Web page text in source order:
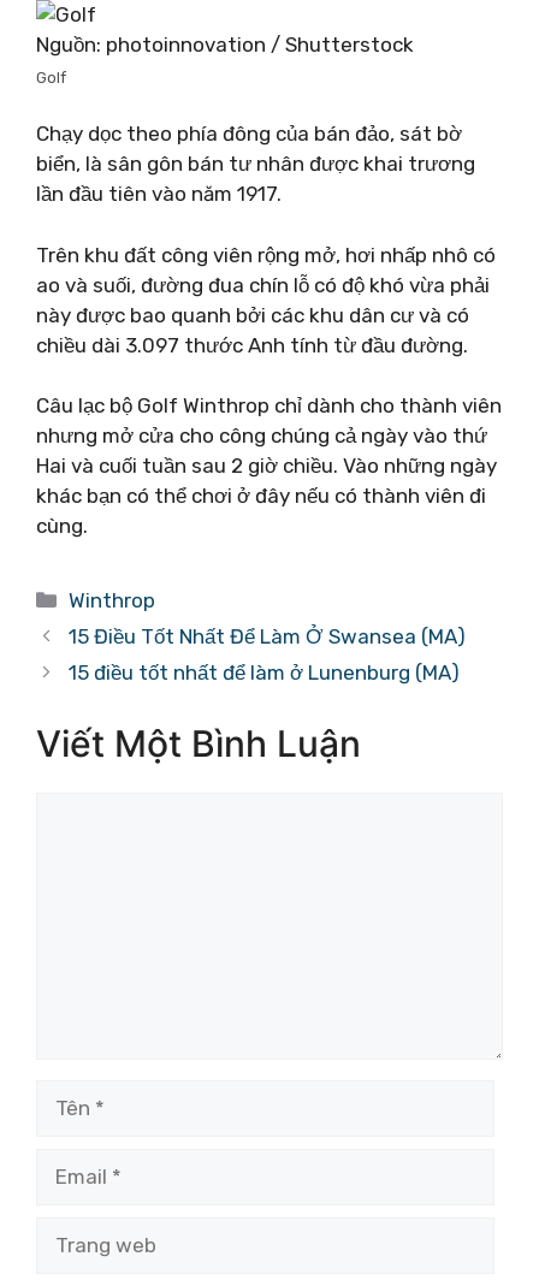
Nguồn: photoinnovation / Shutterstock
Golf
Chạy dọc theo phía đông của bán đảo, sát bờ
biển, là sân gôn bán tư nhân được khai trương
lần đầu tiên vào năm 1917.
Trên khu đất công viên rộng mở, hơi nhấp nhô có
ao và suối, đường đua chín lỗ có độ khó vừa phải
này được bao quanh bởi các khu dân cư và có
chiều dài 3.097 thước Anh tính từ đầu đường.
Câu lạc bộ Golf Winthrop chỉ dành cho thành viên
nhưng mở cửa cho công chúng cả ngày vào thứ
Hai và cuối tuần sau 2 giờ chiều. Vào những ngày
khác bạn có thể chơi ở đây nếu có thành viên đi
cùng.
Danh
mục
Winthrop
15 Điều Tốt Nhất Để Làm Ở Swansea (MA)
15 điều tốt nhất để làm ở Lunenburg (MA)
Viết Một Bình Luận
web